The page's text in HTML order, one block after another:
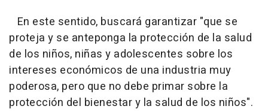
En este sentido, buscará garantizar "que se
proteja y se anteponga la protección de la salud
de los niños, niñas y adolescentes sobre los
intereses económicos de una industria muy
poderosa, pero que no debe primar sobre la
protección del bienestar y la salud de los niños".